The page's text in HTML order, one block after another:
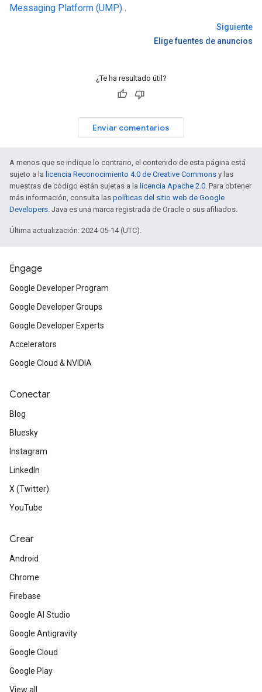
Messaging Platform (UMP) .
Siguiente
Elige fuentes de anuncios
¿Te ha resultado útil?
Enviar comentarios
A menos que se indique lo contrario, el contenido de esta página está
sujeto a la licencia Reconocimiento 4.0 de Creative Commons y las
muestras de código están sujetas a la licencia Apache 2.0. Para obtener
más información, consulta las políticas del sitio web de Google
Developers. Java es una marca registrada de Oracle o sus afiliados.
Última actualización: 2024-05-14 (UTC).
Engage
Google Developer Program
Google Developer Groups
Google Developer Experts
Accelerators
Google Cloud & NVIDIA
Conectar
Blog
Bluesky
Instagram
LinkedIn
X (Twitter)
YouTube
Crear
Android
Chrome
Firebase
Google AI Studio
Google Antigravity
Google Cloud
Google Play
View all